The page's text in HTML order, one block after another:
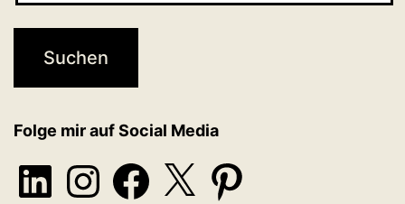
Folge mir auf Social Media
LinkedInInstagramFacebook
X Pinterest